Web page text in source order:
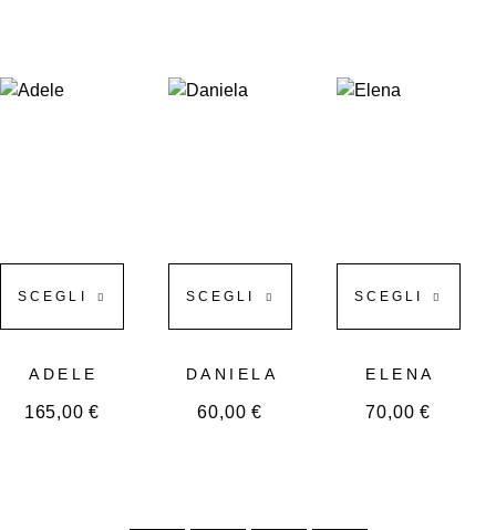
SCEGLI
ADELE
165,00€
SCEGLI
DANIELA
60,00€
SCEGLI
ELENA
70,00€